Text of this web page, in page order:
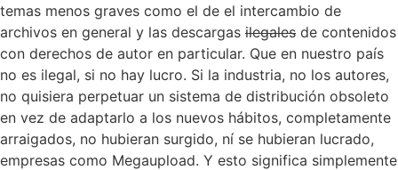
temas menos graves como el de el intercambio de
archivos en general y las descargas ilegales de contenidos
con derechos de autor en particular. Que en nuestro país
no es ilegal, si no hay lucro. Si la industria, no los autores,
no quisiera perpetuar un sistema de distribución obsoleto
en vez de adaptarlo a los nuevos hábitos, completamente
arraigados, no hubieran surgido, ní se hubieran lucrado,
empresas como Megaupload. Y esto significa simplemente